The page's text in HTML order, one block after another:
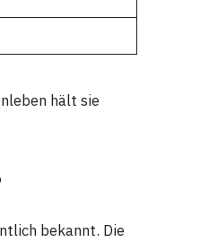
hält sie
bekannt. Die